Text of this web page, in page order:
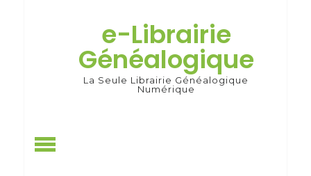
e-Librairie
Généalogique
La Seule Librairie Généalogique
Numérique